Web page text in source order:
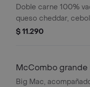
de Libra con
Doble carne 100%
queso cheddar,
ketchup, mostaza y
$ 11.290
McCombo grande
Big Mac,